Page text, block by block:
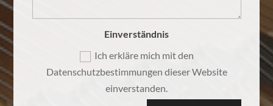
Einverständnis
Ich erkläre mich mit den
Datenschutzbestimmungen dieser Website
einverstanden.